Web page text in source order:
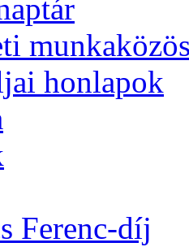
honlapok
Ferenc-díj